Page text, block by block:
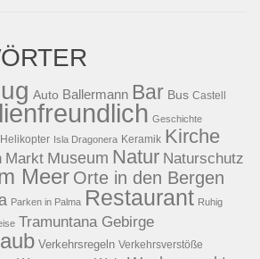
Auto Ballermann Bar Bus Castell
Geschichte
Helikopter Isla Dragonera Keramik Kirche
Markt Museum Natur Naturschutz
Meer Orte in den Bergen
Parken in Palma Restaurant Ruhig
Tramuntana Gebirge
Verkehrsregeln Verkehrsverstöße